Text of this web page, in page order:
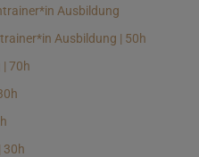
Ausbildung
Ausbildung | 50h
70h
30h